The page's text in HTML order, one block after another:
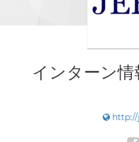
インターン
http://